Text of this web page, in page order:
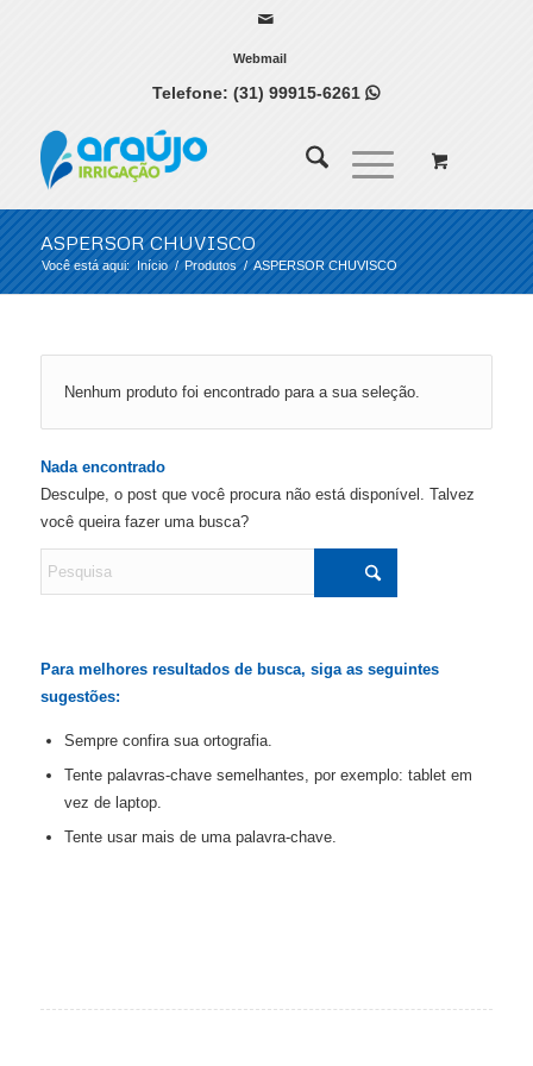
Webmail
Telefone:(31) 99915-6261
ASPERSOR CHUVISCO
Você está aqui: Início / Produtos / ASPERSOR CHUVISCO
Nenhum produto foi encontrado para a sua seleção.
Nada encontrado
Desculpe, o post que você procura não está disponível. Talvez
você queira fazer uma busca?
Para melhores resultados de busca, siga as seguintes
sugestões:
Sempre confira sua ortografia.
Tente palavras-chave semelhantes, por exemplo: tablet em
vez de laptop.
Tente usar mais de uma palavra-chave.